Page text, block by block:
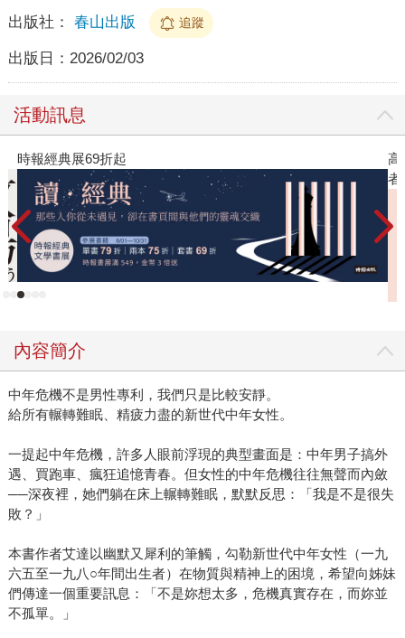
出版社： 春山出版 追蹤
出版日： 2026/02/03
活動訊息
高功能倖存者：如果不「有用」，我還值得被愛嗎？（限量作
者親簽版）
內容簡介
中年危機不是男性專利，我們只是比較安靜。
給所有輾轉難眠、精疲力盡的新世代中年女性。
一提起中年危機，許多人眼前浮現的典型畫面是：中年男子搞外
遇、買跑車、瘋狂追憶青春。但女性的中年危機往往無聲而內斂
──深夜裡，她們躺在床上輾轉難眠，默默反思：「我是不是很失
敗？」
本書作者艾達以幽默又犀利的筆觸，勾勒新世代中年女性（一九
六五至一九八○年間出生者）在物質與精神上的困境，希望向姊妹
們傳達一個重要訊息：「不是妳想太多，危機真實存在，而妳並
不孤單。」